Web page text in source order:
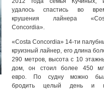
удалось спастись во
крушения лайнера
Concordia».
«Costa Concordia» 14-ти
круизный лайнер, его длина
290 метров, высота с 10
дом, он стоил более 450
евро. По судну можно
бродить целый день и